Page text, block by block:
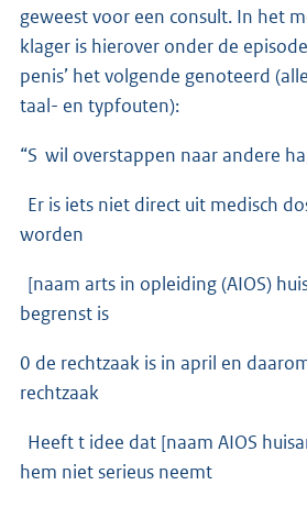
geweest voor een consult. In het
klager is hierover onder de
penis’ het volgende genoteerd
taal- en typfouten):
“S wil overstappen naar andere
Er is iets niet direct uit medisch
worden
[naam arts in opleiding (AIOS)
begrenst is
0 de rechtzaak is in april en
rechtzaak
Heeft t idee dat [naam AIOS
hem niet serieus neemt